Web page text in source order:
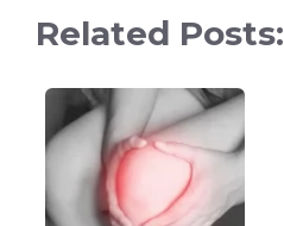
Related Posts: